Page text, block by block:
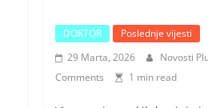
DOKTOR
Poslednje vijesti
29 Marta, 2026
Novosti
Comments
1 min read